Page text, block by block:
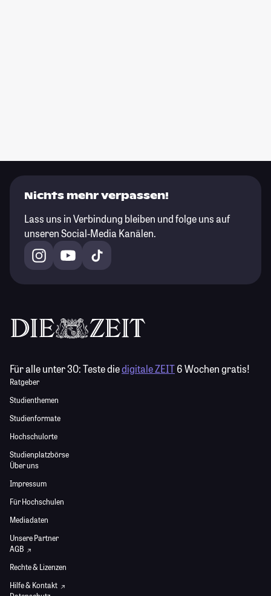
Nichts mehr verpassen!
Lass uns in Verbindung bleiben und folge uns auf
unseren Social-Media Kanälen.
Für alle unter 30:Teste diedigitale ZEIT6 Wochen gratis!
Ratgeber
Studienthemen
Studienformate
Hochschulorte
Studienplatzbörse
Über uns
Impressum
Für Hochschulen
Mediadaten
Unsere Partner
AGB
Rechte & Lizenzen
Hilfe & Kontakt